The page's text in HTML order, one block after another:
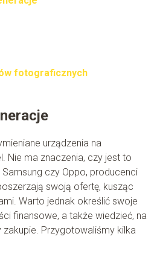
fotograficznych
urządzenia na
Nie ma znaczenia, czy jest to
Samsung czy Oppo, producenci
swoją ofertę, kusząc
Warto jednak określić swoje
finansowe, a także wiedzieć, na
Przygotowaliśmy kilka